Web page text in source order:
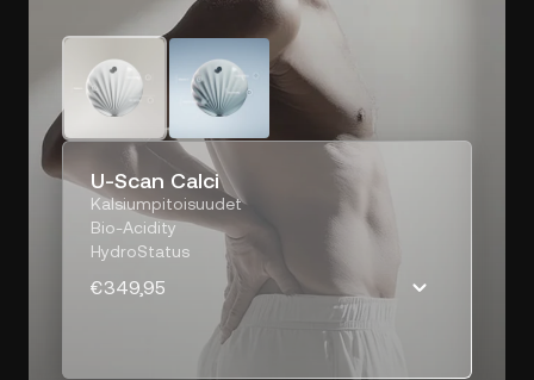
U-Scan Calci
Kalsiumpitoisuudet
Bio-Acidity
HydroStatus
€349,95